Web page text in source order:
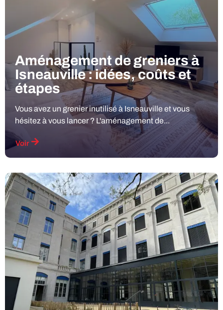
Aménagement de greniers à
Isneauville : idées, coûts et
étapes
Vous avez un grenier inutilisé à Isneauville et vous
hésitez à vous lancer ? L'aménagement de...
Voir